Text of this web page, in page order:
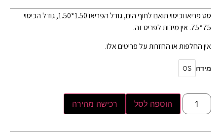
סט פריאו וכיסוי תואם לחוף הים, גודל הפריאו 1.50*1.50, גודל הכיסוי
75*75. אין מידות לפריט זה.
אין החלפות או החזרות על פריטים אלו.
מידה OS
הוספה לסל רכישה מהירה